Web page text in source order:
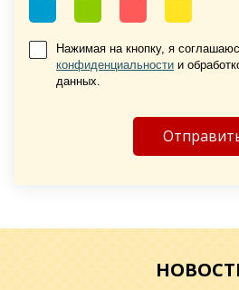
Хочу такую
Нажимая на кнопку, я
конфиденциальности и
данных.